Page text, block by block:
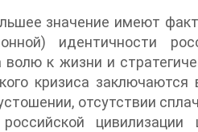
значение имеют
идентичности
волю к жизни и
кризиса
отсутствии